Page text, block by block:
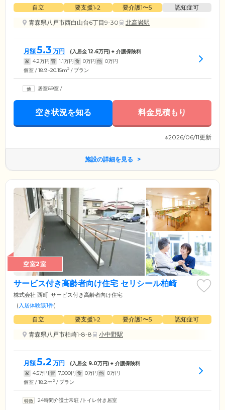
自立 要支援1•2 要介護1〜5
認知症可
青森県八戸市西白山台6丁目9-30
北高岩駅
月額5.3 万円 (入居金12.6万円) + 介護保険料
家 4.2万円 管 1.1万円 食 0万円 他 0万円
個室 / 18.9~20.15m2 / プラン
居室69室 /
空き状況を知る 料金見積もり
※2026/06/11更新
施設の詳細を見る
空室2室
サービス付き高齢者向け住宅 セリシール柏崎
株式会社 西町 サービス付き高齢者向け住宅
(入居体験談1件)
自立 要支援1•2 要介護1〜5
認知症可
青森県八戸市柏崎1-8-8
小中野駅
月額5.2 万円 (入居金 9.0万円) + 介護保険料
家 4.5万円 管 7,000円 食 0万円 他 0万円
個室 / 18.2m2 / プラン
24時間介護士常駐 /トイレ付き居室